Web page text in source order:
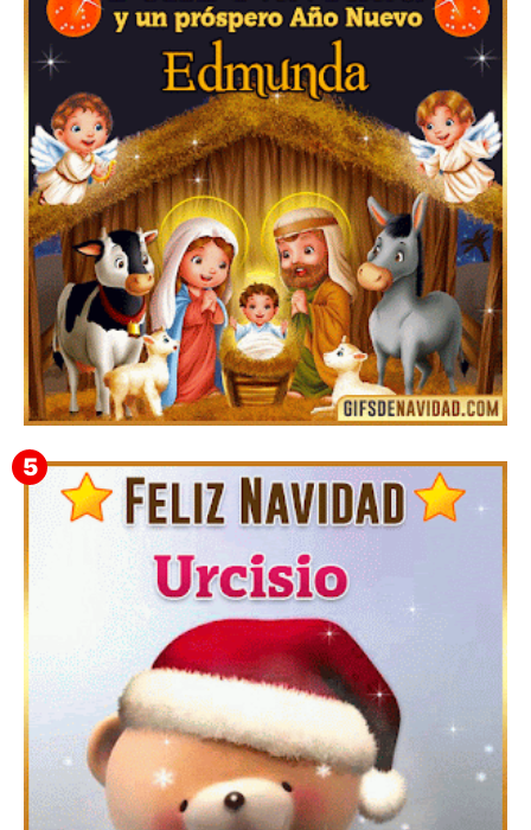
Feliz Navidad y próspero Año Nuevo Bianca
Feliz Navidad y próspero Año Nuevo Edmunda